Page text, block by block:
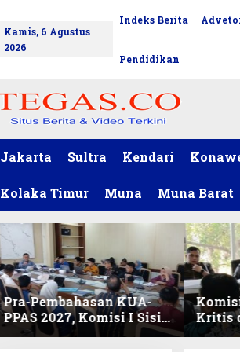
Kamis, 6 Agustus
2026
Indeks Berita
Pendidikan
Jakarta Sultra Kendari
Kolaka Timur Muna Muna Barat
Pra-Pembahasan KUA-
PPAS 2027, Komisi I Sisir
Program Prioritas
Kritis